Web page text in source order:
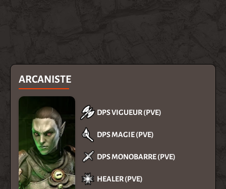
ARCANISTE
DPS VIGUEUR (PVE)
DPS MAGIE (PVE)
DPS MONOBARRE (PVE)
HEALER (PVE)